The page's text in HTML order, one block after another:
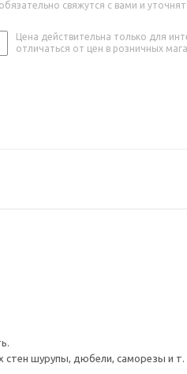
свяжутся с вами и уточнят
Цена действительна только для
отличаться от цен в розничных
шурупы, дюбели, саморезы и т.